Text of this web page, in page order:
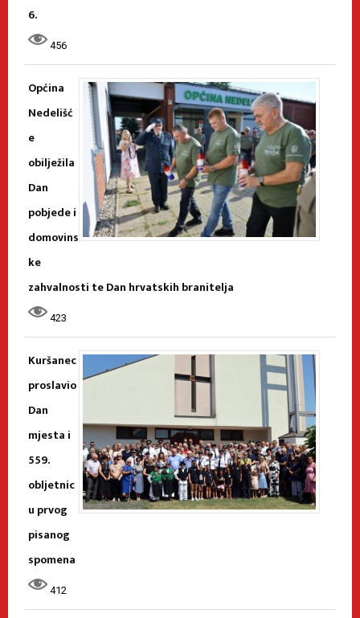
6.
456
Općina
Nedelišć
e
obilježila
Dan
pobjede i
domovins
ke
zahvalnosti te Dan hrvatskih branitelja
423
Kuršanec
proslavio
Dan
mjesta i
559.
obljetnic
u prvog
pisanog
spomena
412